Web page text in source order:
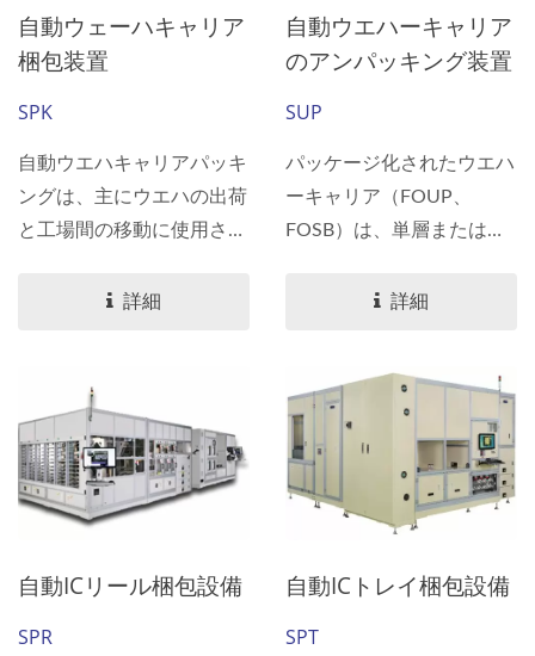
自動ウェーハキャリア
梱包装置
SPK
自動ウエハキャリアパッキ
ングは、主にウエハの出荷
と工場間の移動に使用さ
の安全性の問題を減少さ
装の気密性を確保し、手作
業によるウエハの破片リス
クを効果的に減少させるこ
とができます。ウエハキャ
リア（FOUP、FOSB）、
ド、顧客ラベルは、顧客の
ニーズに応じて指定された
詳細
自動ウエハーキャリア
のアンパッキング装置
SUP
パッケージ化されたウエハ
ーキャリア（FOUP、
FOSB）は、単層または二
ができ、顧客のニーズに応
す。これにより、労働コス
トを削減し、手作業による
開封の誤りや作業安全上の
問題、人為的に引き起こさ
れるウエハーの破損のリス
の品質を維持し、スマート
な生産ラインのニーズに対
詳細
自動ICリール梱包設備
SPR
自動ICトレイ梱包設備
SPT